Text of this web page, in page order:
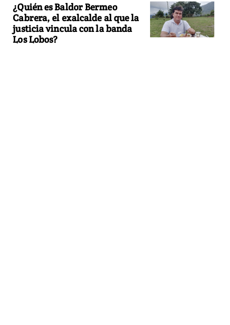
¿Quién es Baldor Bermeo
Cabrera, el exalcalde al que la
justicia vincula con la banda
Los Lobos?